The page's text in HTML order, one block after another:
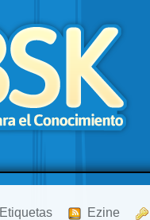
Etiquetas Ezine